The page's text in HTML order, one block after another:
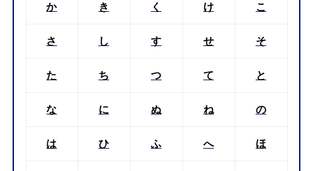
か き く け こ
さ し す せ そ
た ち つ て と
な に ぬ ね の
は ひ ふ へ ほ